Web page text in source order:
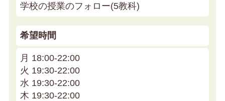
学校の授業のフォロー(5教科)
希望時間
月 18:00-22:00
火 19:30-22:00
水 19:30-22:00
木 19:30-22:00